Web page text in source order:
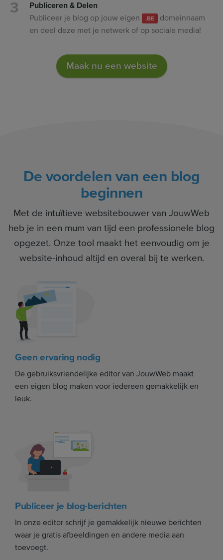
Publiceren & Delen
Publiceer je blog op jouw eigen
.BE
domeinnaam
en deel deze met je netwerk of op sociale media!
Maak nu een website
De voordelen van een blog
beginnen
Met de intuïtieve websitebouwer van JouwWeb
heb je in een mum van tijd een professionele blog
opgezet. Onze tool maakt het eenvoudig om je
website-inhoud altijd en overal bij te werken.
Geen ervaring nodig
De gebruiksvriendelijke editor van JouwWeb maakt
een eigen blog maken voor iedereen gemakkelijk en
leuk.
Publiceer je blog-berichten
In onze editor schrijf je gemakkelijk nieuwe berichten
waar je gratis afbeeldingen en andere media aan
toevoegt.